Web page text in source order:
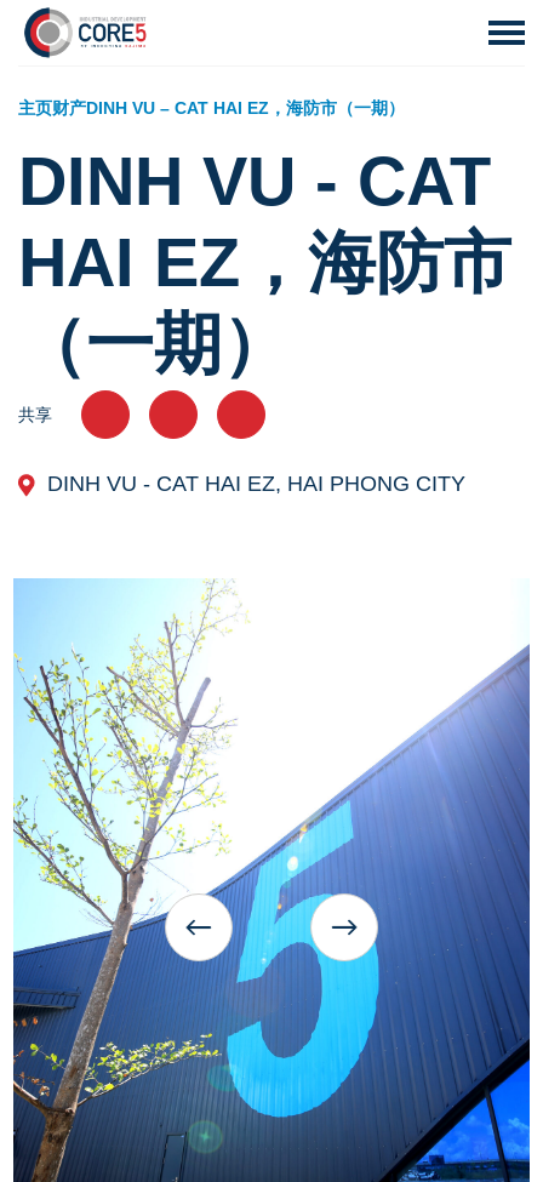
主页财产DINH VU – CAT HAI EZ，海防市（一期）
DINH VU - CAT
HAI EZ，海防市
（一期）
共享
DINH VU - CAT HAI EZ, HAI PHONG CITY